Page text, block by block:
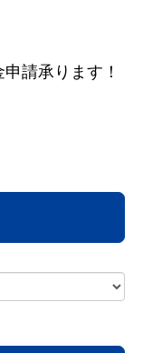
請承ります！